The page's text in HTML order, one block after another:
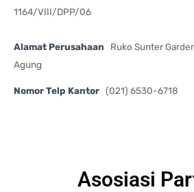
1164/VIII/DPP/06
Alamat Perusahaan
Ruko Sunter
Agung
Nomor Telp Kantor (021) 6530-6718
Asosiasi